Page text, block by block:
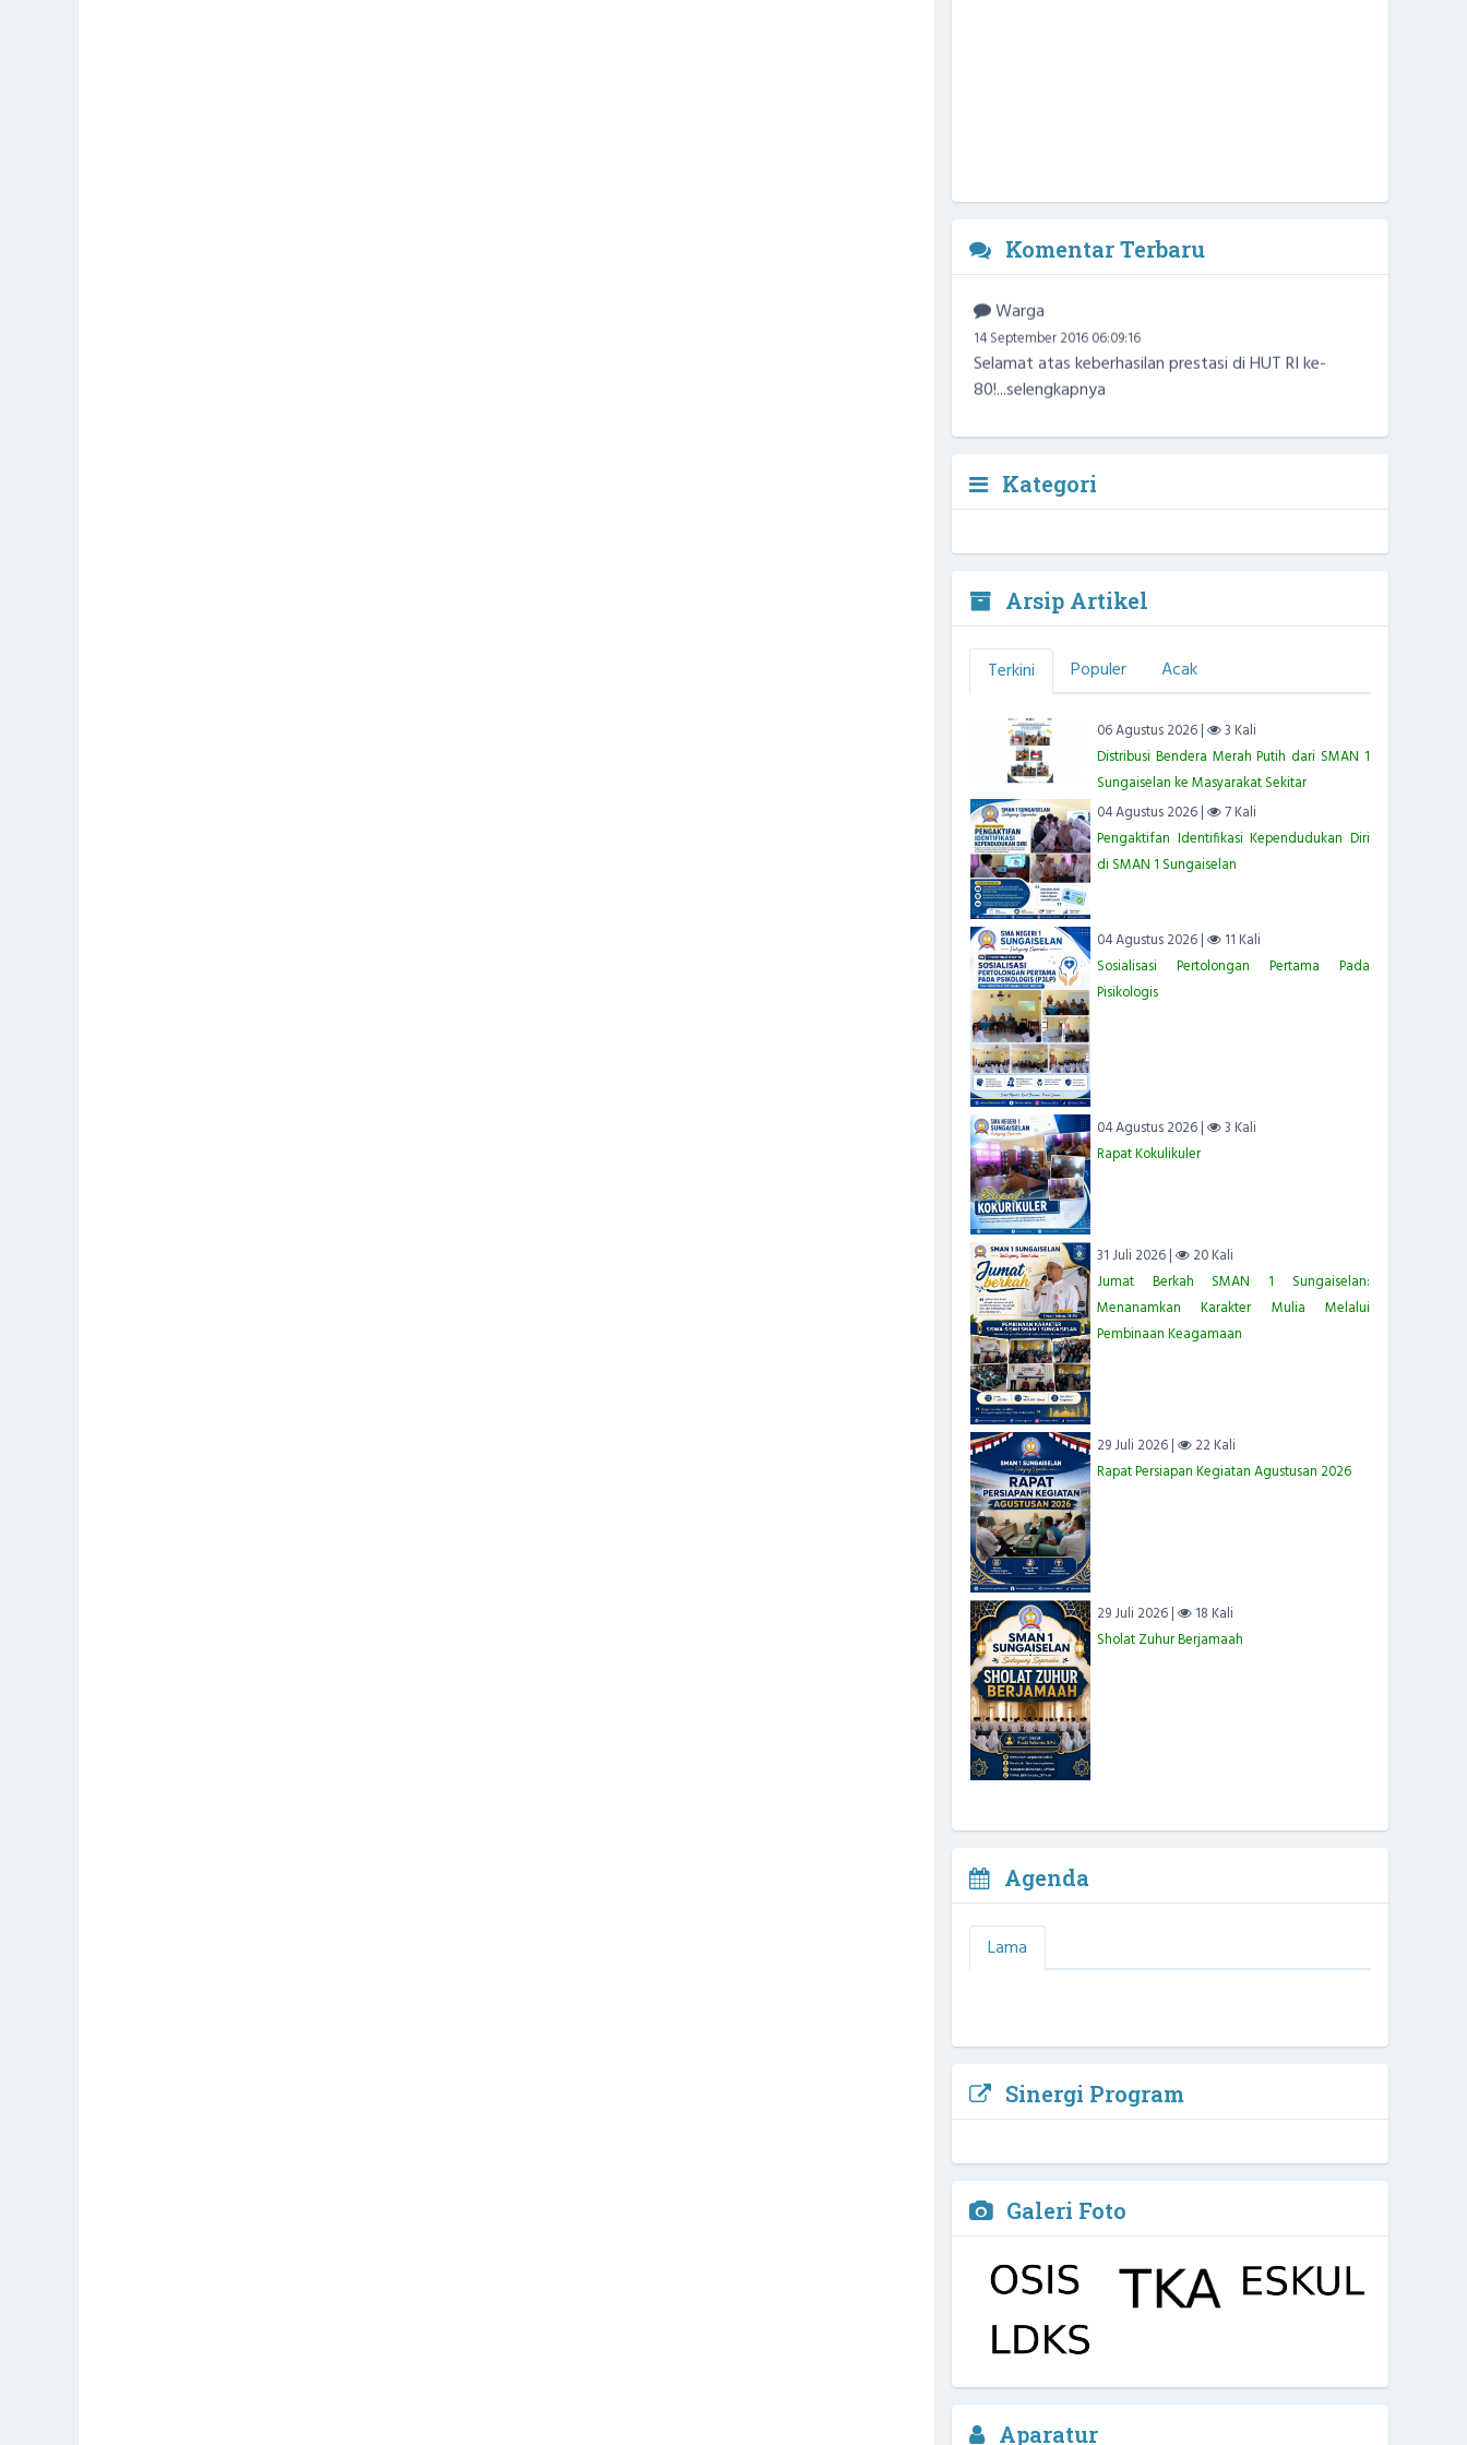
Komentar Terbaru
14 September 2016 06:09:16
Selamat atas keberhasilan prestasi di HUT RI ke-
80!...selengkapnya
Kategori
Arsip Artikel
Terkini Populer Acak
06 Agustus 2026 |
3 Kali
Distribusi Bendera Merah Putih dari SMAN 1
Sungaiselan ke Masyarakat Sekitar
04 Agustus 2026 |
7 Kali
Pengaktifan Identifikasi Kependudukan Diri
di SMAN 1 Sungaiselan
04 Agustus 2026 |
11 Kali
Sosialisasi Pertolongan Pertama Pada
Pisikologis
04 Agustus 2026 |
3 Kali
Rapat Kokulikuler
31 Juli 2026 |
20 Kali
Jumat Berkah SMAN 1 Sungaiselan:
Menanamkan Karakter Mulia Melalui
Pembinaan Keagamaan
29 Juli 2026 |
22 Kali
Rapat Persiapan Kegiatan Agustusan 2026
29 Juli 2026 |
18 Kali
Sholat Zuhur Berjamaah
Agenda
Lama
Sinergi Program
Galeri Foto
Aparatur